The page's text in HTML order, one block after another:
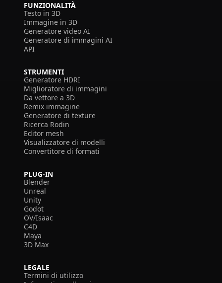
FUNZIONALITÀ
Testo in 3D
Immagine in 3D
Generatore video AI
Generatore di immagini AI
API
STRUMENTI
Generatore HDRI
Miglioratore di immagini
Da vettore a 3D
Remix immagine
Generatore di texture
Ricerca Rodin
Editor mesh
Visualizzatore di modelli
Convertitore di formati
PLUG-IN
Blender
Unreal
Unity
Godot
OV/Isaac
C4D
Maya
3D Max
LEGALE
Termini di utilizzo